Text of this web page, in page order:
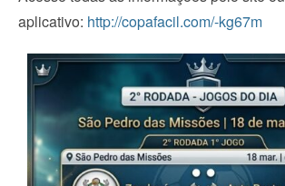
aplicativo: http://copafacil.com/-kg67m